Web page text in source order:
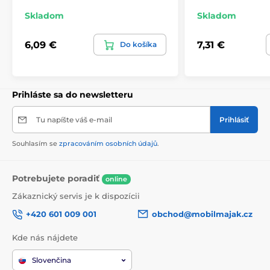
Skladom
6,09 € Do košíka
Skladom
7,31 €
Prihláste sa do newsletteru
Tu napíšte váš e-mail Prihlásiť
Souhlasím se zpracováním osobních údajů.
Potrebujete poradiť online
Zákaznický servis je k dispozícii
+420 601 009 001
obchod@mobilmajak.cz
Kde nás nájdete
Slovenčina